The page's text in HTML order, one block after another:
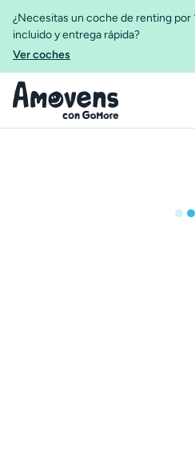
¿Necesitas un coche de renting por
incluido y entrega rápida?
Ver coches